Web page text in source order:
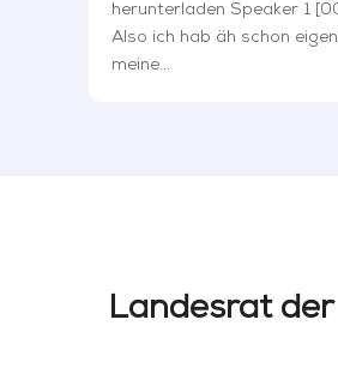
herunterladen Speaker 1
Also ich hab äh schon
meine...
Landesrat